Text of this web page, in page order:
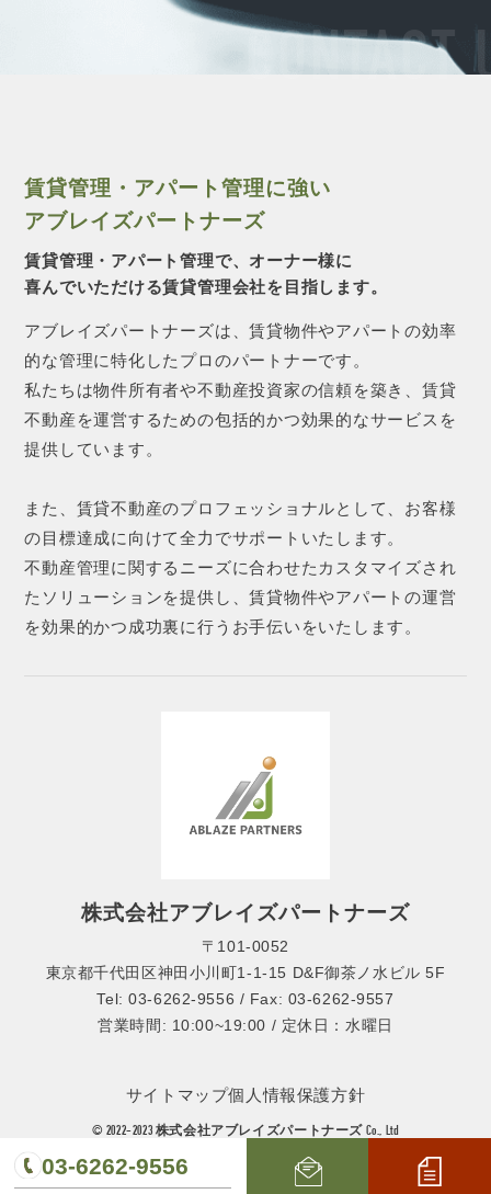
CONTACT
賃貸管理・アパート管理に強い
アブレイズパートナーズ
賃貸管理・アパート管理で、オーナー様に
喜んでいただける賃貸管理会社を目指します。
アブレイズパートナーズは、賃貸物件やアパートの効率
的な管理に特化したプロのパートナーです。
私たちは物件所有者や不動産投資家の信頼を築き、賃貸
不動産を運営するための包括的かつ効果的なサービスを
提供しています。
また、賃貸不動産のプロフェッショナルとして、お客様
の目標達成に向けて全力でサポートいたします。
不動産管理に関するニーズに合わせたカスタマイズされ
たソリューションを提供し、賃貸物件やアパートの運営
を効果的かつ成功裏に行うお手伝いをいたします。
株式会社アブレイズパートナーズ
〒101-0052
東京都千代田区神田小川町1-1-15 D&F御茶ノ水ビル 5F
Tel: 03-6262-9556 / Fax: 03-6262-9557
営業時間: 10:00~19:00 / 定休日：水曜日
© 2022-2023 株式会社アブレイズパートナーズ Co., Ltd
サイトマップ個人情報保護方針
03-6262-9556